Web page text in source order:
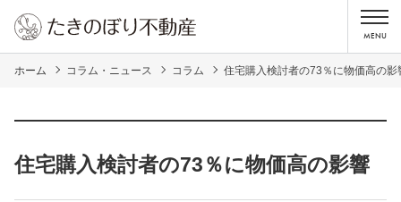
ホーム コラム・ニュース コラム 住宅購入検討者の73％に物価高の影
住宅購入検討者の73％に物価高の影響